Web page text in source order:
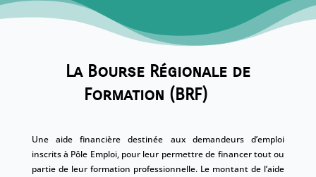
La Bourse Régionale de
Formation (BRF)
Une aide financière destinée aux demandeurs d’emploi
inscrits à Pôle Emploi, pour leur permettre de financer tout ou
partie de leur formation professionnelle. Le montant de l’aide